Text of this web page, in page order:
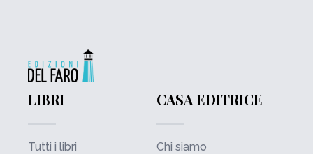
LIBRI
Tutti i libri
CASA EDITRICE
Chi siamo